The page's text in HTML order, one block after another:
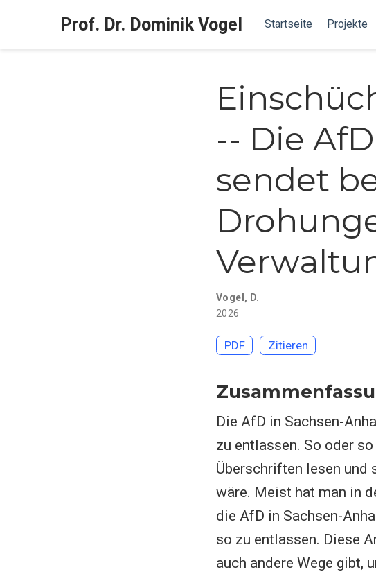
Prof. Dr. Dominik Vogel Startseite Projekte
-- Die
sendet
Vogel, D.
2026
PDF Zitieren
Die AfD in Sachsen-
zu entlassen. So oder
Überschriften lesen und
wäre. Meist hat man in
die AfD in Sachsen-
so zu entlassen. Diese
auch andere Wege gibt,